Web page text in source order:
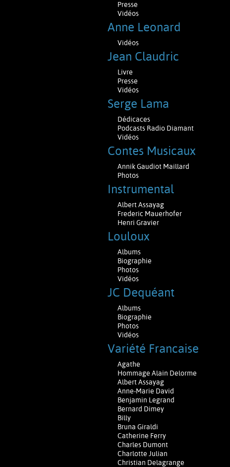
Presse
Vidéos
Anne Leonard
Vidéos
Jean Claudric
Livre
Presse
Vidéos
Serge Lama
Dédicaces
Podcasts Radio Diamant
Vidéos
Contes Musicaux
Annik Gaudiot Maillard
Photos
Instrumental
Albert Assayag
Frederic Mauerhofer
Henri Gravier
Louloux
Albums
Biographie
Photos
Vidéos
JC Dequéant
Albums
Biographie
Photos
Vidéos
Variété Francaise
Agathe
Hommage Alain Delorme
Albert Assayag
Anne-Marie David
Benjamin Legrand
Bernard Dimey
Billy
Bruna Giraldi
Catherine Ferry
Charles Dumont
Charlotte Julian
Christian Delagrange